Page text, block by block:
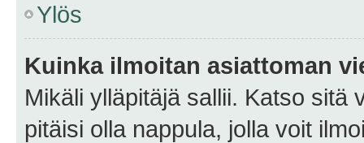
Ylös
Kuinka ilmoitan asiattoman
Mikäli ylläpitäjä sallii. Katso sitä
pitäisi olla nappula, jolla voit